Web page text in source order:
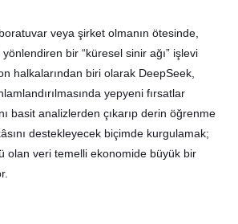
veya şirket olmanın ötesinde,
bir “küresel sinir ağı” işlevi
halkalarından biri olarak DeepSeek,
yepyeni fırsatlar
basit analizlerden çıkarıp derin öğrenme
destekleyecek biçimde kurgulamak;
olan veri temelli ekonomide büyük bir